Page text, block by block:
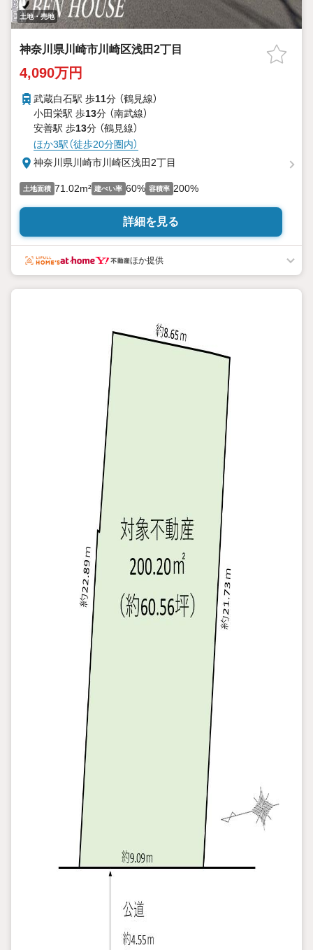
土地・売地
神奈川県川崎市川崎区浅田2丁目
4,090万円
武蔵白石駅 歩11分 （鶴見線）
小田栄駅 歩13分 （南武線）
安善駅 歩13分 （鶴見線）
ほか3駅（徒歩20分圏内）
神奈川県川崎市川崎区浅田2丁目
土地面積 71.02m² 建ぺい率 60% 容積率 200%
詳細を見る
ほか提供